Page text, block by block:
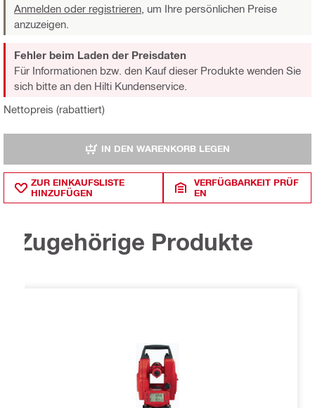
Anmelden oder registrieren, um Ihre persönlichen Preise
anzuzeigen.
Nettopreis (rabattiert)
Fehler beim Laden der Preisdaten
Für Informationen bzw. den Kauf dieser Produkte wenden Sie
sich bitte an den Hilti Kundenservice.
IN DEN WARENKORB LEGEN
ZUR EINKAUFSLISTE
HINZUFÜGEN
VERFÜGBARKEIT PRÜF
EN
Zugehörige Produkte